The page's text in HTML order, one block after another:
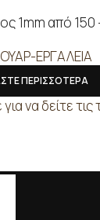
1mm από 150
ΕΡΓΑΛΕΙΑ
ΠΕΡΙΣΣΟΤΕΡΑ
να δείτε τις